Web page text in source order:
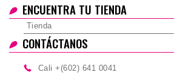
ENCUENTRA TU TIENDA
Tienda
CONTÁCTANOS
Cali +(602) 641 0041